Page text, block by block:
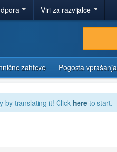
Viri za razvijalce
zahteve Pogosta vprašanja
by translating it! Click here to start.